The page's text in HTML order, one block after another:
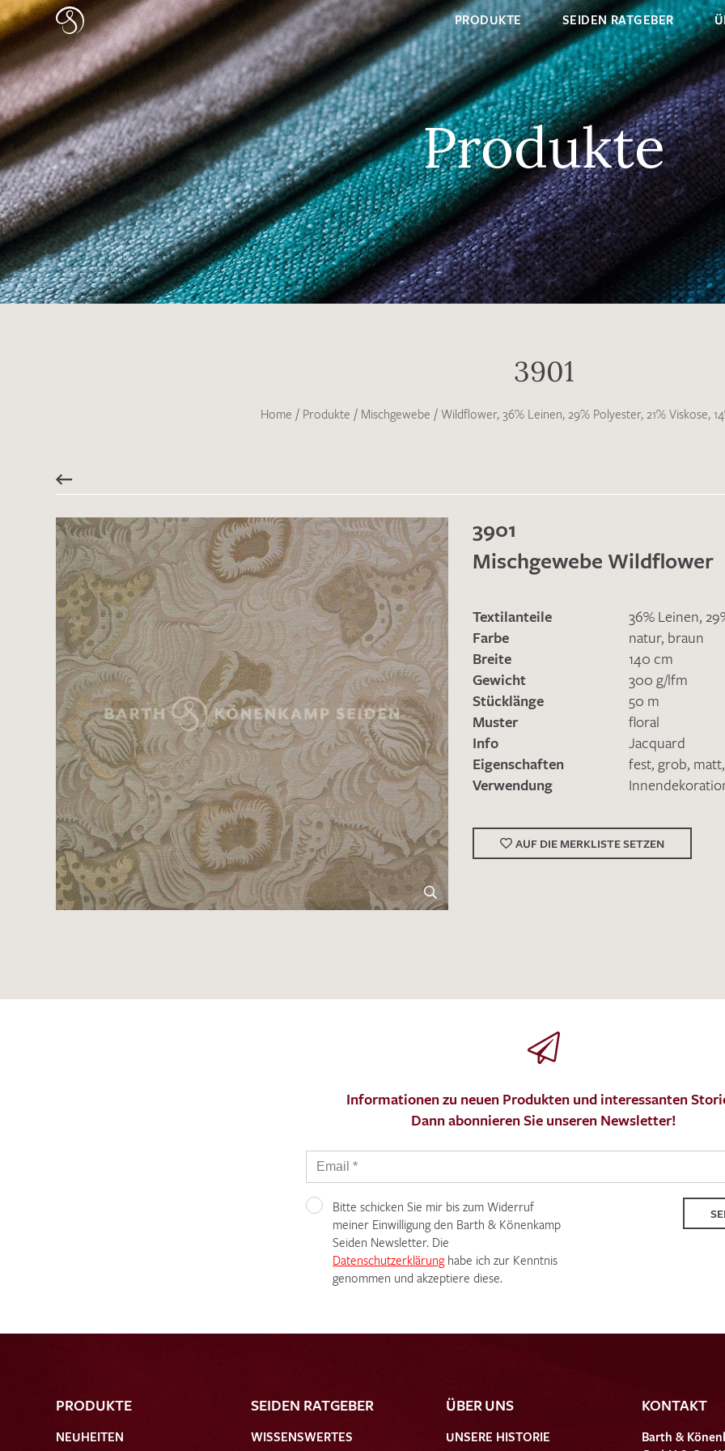
PRODUKTE SEIDEN RATGEBER
Merkliste / Musteranfrage
Es sind bisher keine Produkte auf Ihrer
Merkliste.
Sollten Sie dennoch eine individuelle
Musteranfrage stellen wollen, vermerken
Sie diese bitte im Feld "Anmerkungen".
IHRE KONTAKTDATEN
Leider ist das Kontaktformular zum aktuellen
schreiben Sie eine E-Mail mit ihren Kontaktdaten
Wir arbeiten schnellstmöglich an einer Lösung –
Ich bin damit einverstanden, dass meine angegebenen
genutzt werden. Die Datenschutzbestimmungen habe ich
MUSTERANFRAGE
Produkte
3901
Home / Produkte / Mischgewebe / Wildflower, 36% Leinen, 29% Polyester, 21% Viskose,
3901
Mischgewebe Wildflower
Textilanteile
36% Leinen,
Farbe
natur, braun
Breite
140 cm
Gewicht
300 g/lfm
Stücklänge
50 m
Muster
floral
Info
Jacquard
Eigenschaften
fest, grob, matt,
Verwendung
AUF DIE MERKLISTE SETZEN
Informationen zu neuen Produkten und interessanten
Dann abonnieren Sie unseren Newsletter!
Bitte schicken Sie mir bis zum Widerruf
meiner Einwilligung den Barth & Könenkamp
Seiden Newsletter. Die
Datenschutzerklärunghabe ich zur Kenntnis
genommen und akzeptiere diese.
PRODUKTE
NEUHEITEN
SEIDEN RATGEBER
WISSENSWERTES
ÜBER UNS
UNSERE HISTORIE
KONTAKT
Barth &